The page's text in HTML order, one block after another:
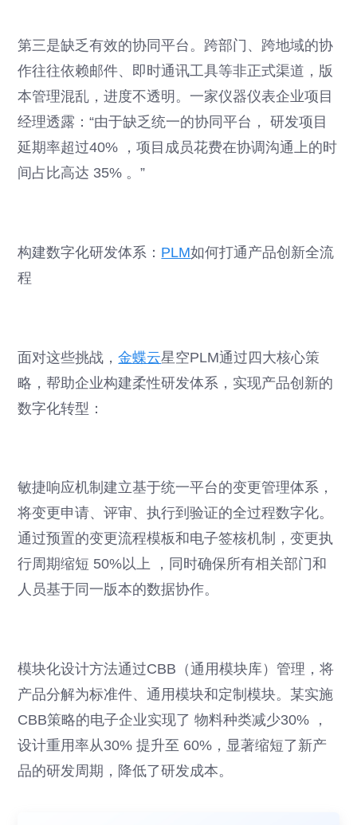
第三是缺乏有效的协同平台。跨部门、跨地域的协
作往往依赖邮件、即时通讯工具等非正式渠道，版
本管理混乱，进度不透明。一家仪器仪表企业项目
经理透露：“由于缺乏统一的协同平台， 研发项目
延期率超过40% ，项目成员花费在协调沟通上的时
间占比高达 35% 。”
构建数字化研发体系： PLM如何打通产品创新全流
程
面对这些挑战，金蝶云星空PLM通过四大核心策
略，帮助企业构建柔性研发体系，实现产品创新的
数字化转型：
敏捷响应机制建立基于统一平台的变更管理体系，
将变更申请、评审、执行到验证的全过程数字化。
通过预置的变更流程模板和电子签核机制，变更执
行周期缩短 50%以上 ，同时确保所有相关部门和
人员基于同一版本的数据协作。
模块化设计方法通过CBB（通用模块库）管理，将
产品分解为标准件、通用模块和定制模块。某实施
CBB策略的电子企业实现了 物料种类减少30% ，
设计重用率从30% 提升至 60%，显著缩短了新产
品的研发周期，降低了研发成本。